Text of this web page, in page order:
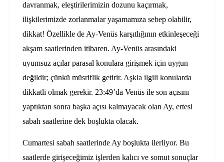
davranmak, eleştirilerimizin dozunu kaçırmak,
ilişkilerimizde zorlanmalar yaşamamıza sebep olabilir,
dikkat! Özellikle de Ay-Venüs karşıtlığının etkinleşeceği
akşam saatlerinden itibaren. Ay-Venüs arasındaki
uyumsuz açılar parasal konulara girişmek için uygun
değildir; çünkü müsriflik getirir. Aşkla ilgili konularda
dikkatli olmak gerekir. 23:49’da Venüs ile son açısını
yaptıktan sonra başka açısı kalmayacak olan Ay, ertesi
sabah saatlerine dek boşlukta olacak.
Cumartesi sabah saatlerinde Ay boşlukta ilerliyor. Bu
saatlerde girişeceğimiz işlerden kalıcı ve somut sonuçlar